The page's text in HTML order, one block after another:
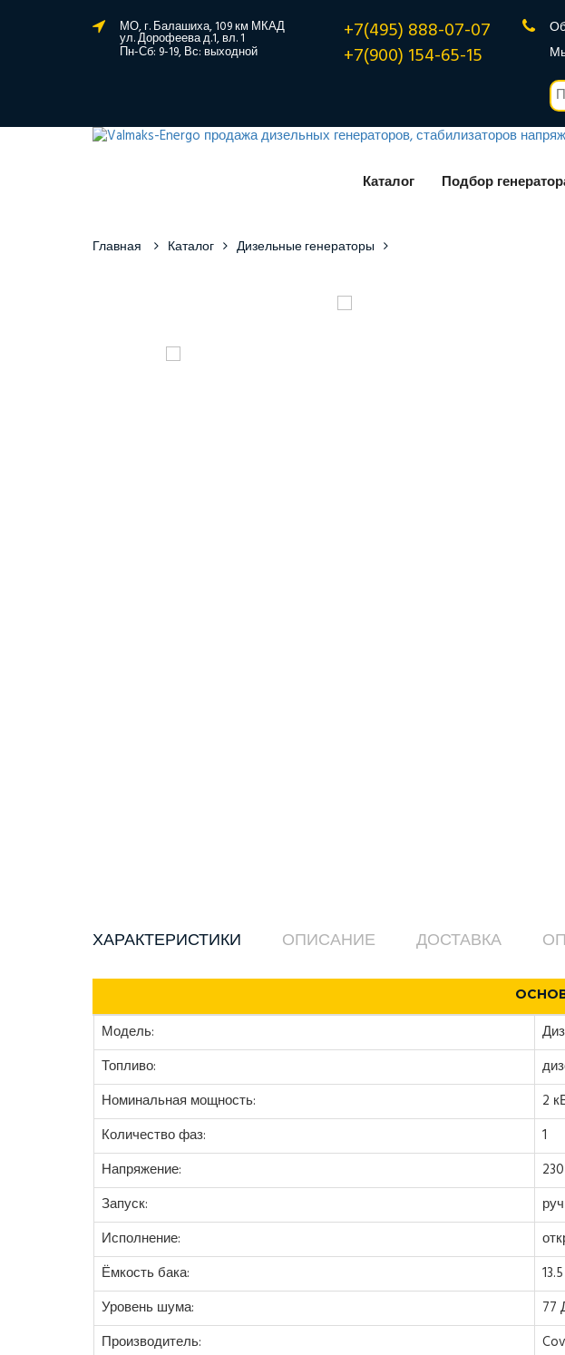
МО, г. Балашиха, 109 км МКАД
ул. Дорофеева д.1, вл. 1
Пн-Сб: 9-19, Вс: выходной
+7(495) 888-07-07
+7(900) 154-65-15
Каталог Подбор
Главная Каталог Дизельные генераторы
ХАРАКТЕРИСТИКИ ОПИСАНИЕ ДОСТАВКА
Модель:
Топливо:
Номинальная мощность:
2
Количество фаз:
1
Напряжение:
Запуск:
Исполнение:
Ёмкость бака:
Уровень шума:
77
Производитель: